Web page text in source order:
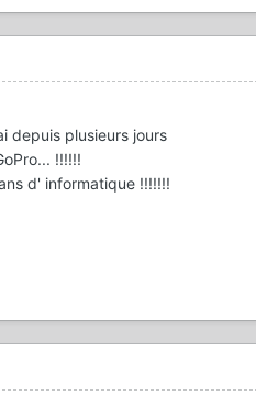
depuis plusieurs jours
!!!!!!
d' informatique !!!!!!!